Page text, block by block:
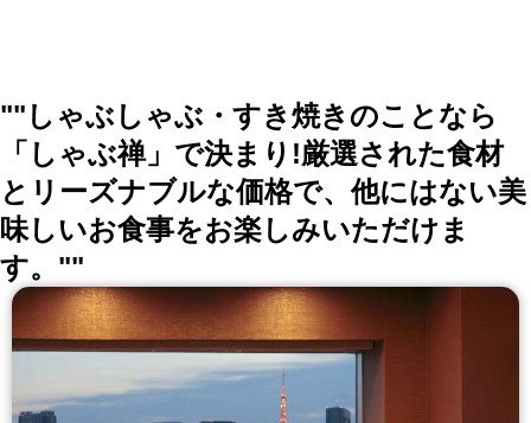
""しゃぶしゃぶ・すき焼きのことなら
「しゃぶ禅」で決まり!厳選された食材
とリーズナブルな価格で、他にはない美
味しいお食事をお楽しみいただけま
す。""